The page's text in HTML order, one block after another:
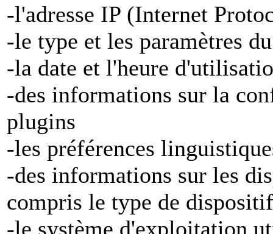
-l'adresse IP (Internet
-le type et les paramètres
-la date et l'heure
-des informations sur la
plugins
-les préférences
-des informations sur les
compris le type de dispositif
-le système d'exploitation